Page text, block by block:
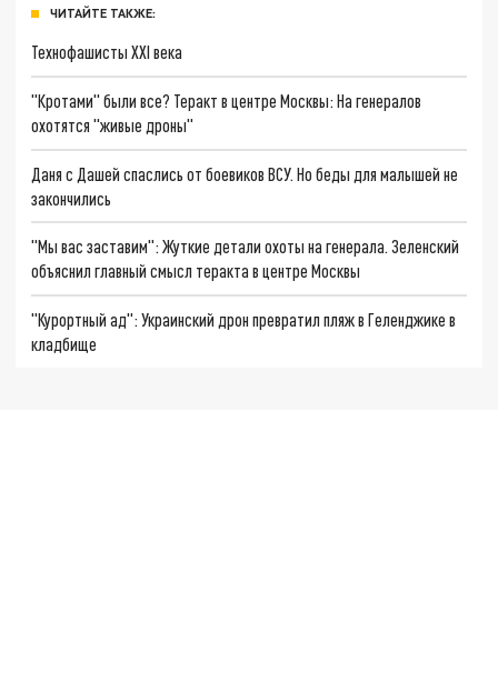
ЧИТАЙТЕ ТАКЖЕ:
Технофашисты XXI века
"Кротами" были все? Теракт в центре Москвы: На генералов
охотятся "живые дроны"
Даня с Дашей спаслись от боевиков ВСУ. Но беды для малышей не
закончились
"Мы вас заставим": Жуткие детали охоты на генерала. Зеленский
объяснил главный смысл теракта в центре Москвы
"Курортный ад": Украинский дрон превратил пляж в Геленджике в
кладбище